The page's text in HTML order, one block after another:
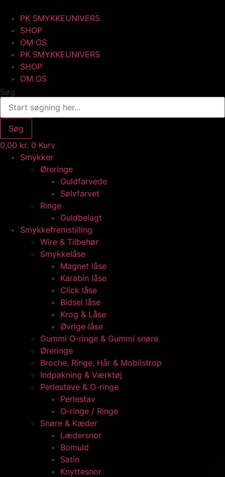
indhold
PK SMYKKEUNIVERS
SHOP
OM OS
PK SMYKKEUNIVERS
SHOP
OM OS
Søg
Søg
0,00 kr. 0 Kurv
Smykker
Øreringe
Guldfarvede
Sølvfarvet
Ringe
Guldbelagt
Smykkefremstilling
Wire & Tilbehør
Smykkelåse
Magnet låse
Karabin låse
Click låse
Bidsel låse
Krog & Låse
Øvrige låse
Gummi O-ringe & Gummi snøre
Øreringe
Broche, Ringe, Hår & Mobilstrop
Indpakning & Værktøj
Perlestave & O-ringe
Perlestav
O-ringe / Ringe
Snøre & Kæder
Lædersnor
Bomuld
Satin
Knyttesnor